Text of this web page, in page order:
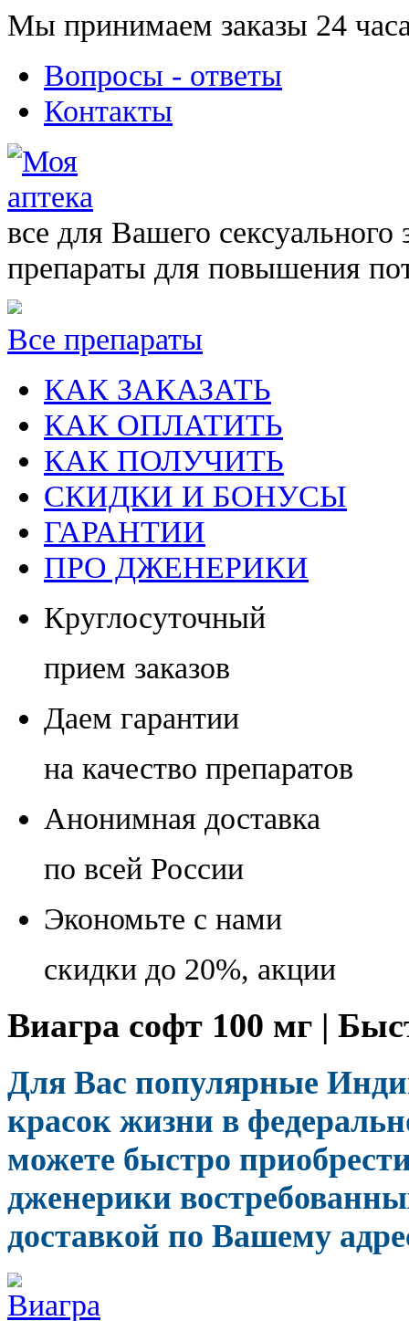
Мы принимаем заказы 24
Вопросы - ответы
Контакты
все для Вашего сексуального
препараты для повышения
Все препараты
КАК ЗАКАЗАТЬ
КАК ОПЛАТИТЬ
КАК ПОЛУЧИТЬ
СКИДКИ И БОНУСЫ
ГАРАНТИИ
ПРО ДЖЕНЕРИКИ
Круглосуточный
прием заказов
Даем гарантии
на качество препаратов
Анонимная доставка
по всей России
Экономьте с нами
скидки до 20%, акции
Виагра софт 100 мг |
Для Вас популярные
красок жизни в
можете быстро
дженерики
доставкой по Вашему